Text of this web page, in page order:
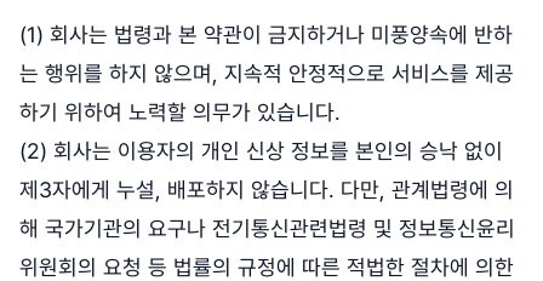
(1) 회사는 법령과 본 약관이 금지하거나 미풍양속에 반하
는 행위를 하지 않으며, 지속적 안정적으로 서비스를 제공
하기 위하여 노력할 의무가 있습니다.
(2) 회사는 이용자의 개인 신상 정보를 본인의 승낙 없이
제3자에게 누설, 배포하지 않습니다. 다만, 관계법령에 의
해 국가기관의 요구나 전기통신관련법령 및 정보통신윤리
위원회의 요청 등 법률의 규정에 따른 적법한 절차에 의한